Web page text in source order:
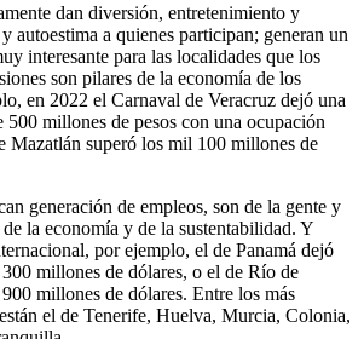
dan diversión, entretenimiento y
autoestima a quienes participan; generan un
interesante para las localidades que los
son pilares de la economía de los
en 2022 el Carnaval de Veracruz dejó una
500 millones de pesos con una ocupación
Mazatlán superó los mil 100 millones de
generación de empleos, son de la gente y
la economía y de la sustentabilidad. Y
por ejemplo, el de Panamá dejó
millones de dólares, o el de Río de
millones de dólares. Entre los más
el de Tenerife, Huelva, Murcia, Colonia,